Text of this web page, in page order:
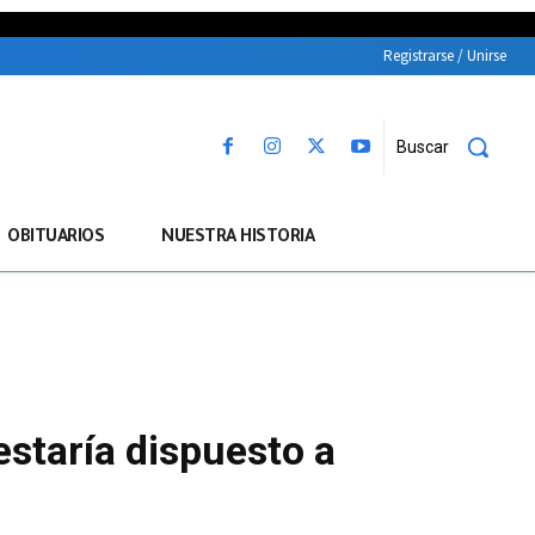
Registrarse / Unirse
Buscar
OBITUARIOS NUESTRA HISTORIA
dispuesto a